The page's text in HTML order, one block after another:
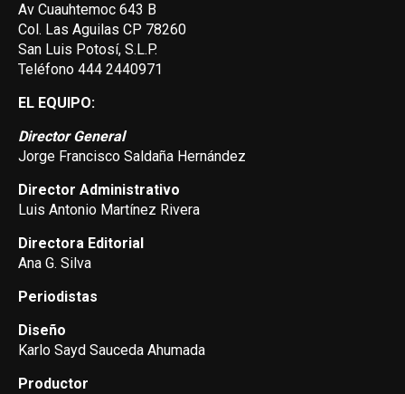
Av Cuauhtemoc 643 B
Col. Las Aguilas CP 78260
San Luis Potosí, S.L.P.
Teléfono 444 2440971
EL EQUIPO:
Director General
Jorge Francisco Saldaña Hernández
Director Administrativo
Luis Antonio Martínez Rivera
Directora Editorial
Ana G. Silva
Periodistas
Diseño
Karlo Sayd Sauceda Ahumada
Productor